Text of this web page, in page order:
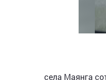
села Маянга